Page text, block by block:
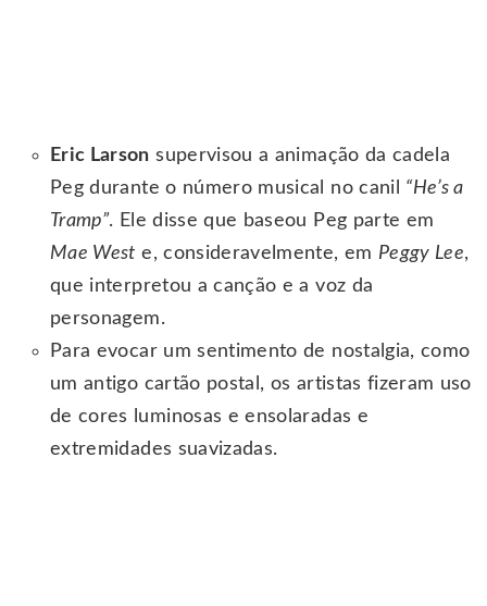
Eric Larson supervisou a animação da cadela
Peg durante o número musical no canil “He’s a
Tramp”. Ele disse que baseou Peg parte em
Mae West e, consideravelmente, em Peggy Lee,
que interpretou a canção e a voz da
personagem.
Para evocar um sentimento de nostalgia, como
um antigo cartão postal, os artistas fizeram uso
de cores luminosas e ensolaradas e
extremidades suavizadas.